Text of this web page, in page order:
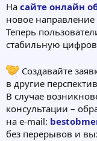
На сайте онлайн
новое
Теперь
стабильную
Создавайте
в другие
В случае
консультации –
на e-mail:
без перерывов и